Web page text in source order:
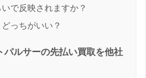
で反映されますか？
っちがいい？
パルサーの先払い買取を他社